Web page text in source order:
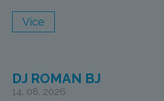
Více
DJ ROMAN BJ
14. 08. 2026